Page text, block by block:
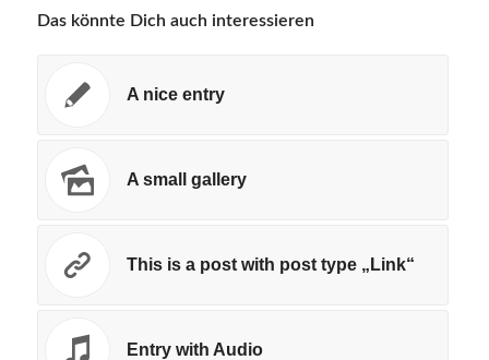
Das könnte Dich auch interessieren
A nice entry
A small gallery
This is a post with post type „Link“
Entry with Audio